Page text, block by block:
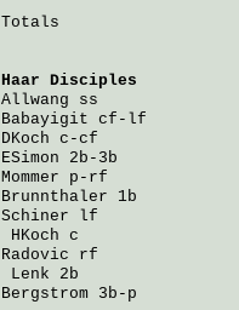
Totals
Haar Disciples
Allwang
Babayigit
DKoch
ESimon
Mommer
Brunnthaler
Schiner lf
HKoch
Radovic rf
Lenk
Bergstrom 3b-p